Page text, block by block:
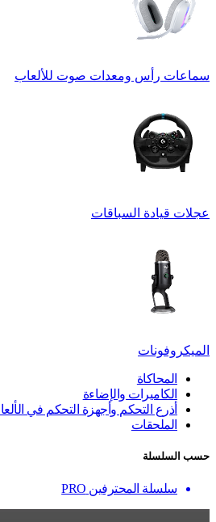
سماعات رأس ومعدات صوت للألعاب
عجلات قيادة السباقات
الميكروفونات
المحاكاة
الكاميرات والإضاءة
أذرع التحكم وأجهزة التحكم في
الملحقات
حسب السلسلة
سلسلة المحترفين PRO